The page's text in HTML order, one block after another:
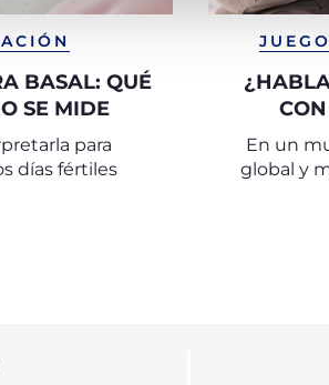
BASAL: QUÉ
SE MIDE
para
días fértiles
En un
global y